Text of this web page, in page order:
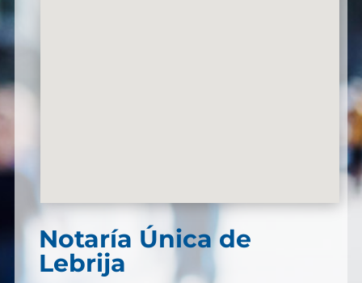
Notaría Única de
Lebrija